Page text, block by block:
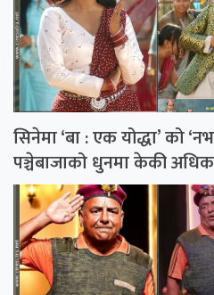
सिनेमा ‘बा : एक योद्धा’ को
पञ्चेबाजाको धुनमा केकी